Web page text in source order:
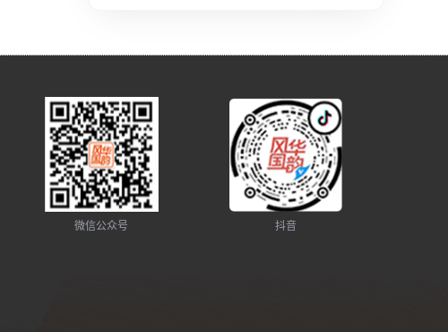
微信公众号 抖音